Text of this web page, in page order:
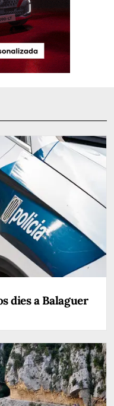
dies a Balaguer